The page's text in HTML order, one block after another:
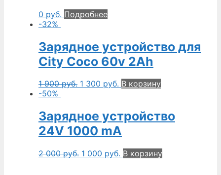
0 руб. Подробнее
-32%
Зарядное устройство для
City Coco 60v 2Ah
1 900руб. 1 300 руб. В корзину
-50%
Зарядное устройство
24V 1000 mA
2 000руб. 1 000 руб. В корзину